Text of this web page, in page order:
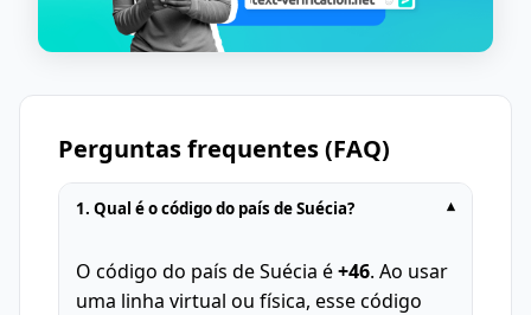
Perguntas frequentes (FAQ)
1. Qual é o código do país de Suécia? ▾
O código do país de Suécia é+46. Ao usar
uma linha virtual ou física, esse código